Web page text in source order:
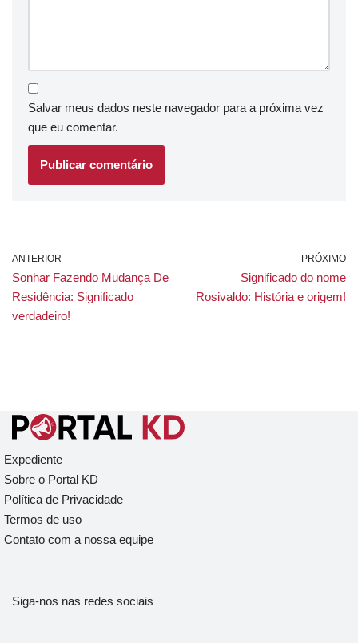
Salvar meus dados neste navegador para a próxima vez
que eu comentar.
ANTERIOR
Sonhar Fazendo Mudança De
Residência: Significado
verdadeiro!
PRÓXIMO
Significado do nome
Rosivaldo: História e origem!
Expediente
Sobre o Portal KD
Política de Privacidade
Termos de uso
Contato com a nossa equipe
Siga-nos nas redes sociais